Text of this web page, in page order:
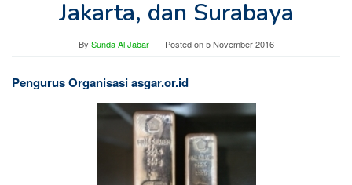
Jakarta, dan Surabaya
By Sunda Al Jabar Posted on5 November 2016
Pengurus Organisasi asgar.or.id